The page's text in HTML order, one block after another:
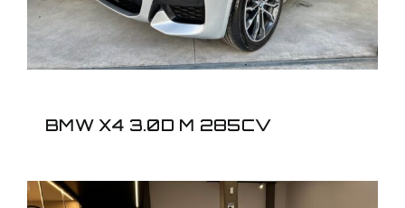
BMW X4 3.0D M 285CV